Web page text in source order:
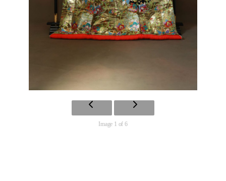
Image 1 of 6